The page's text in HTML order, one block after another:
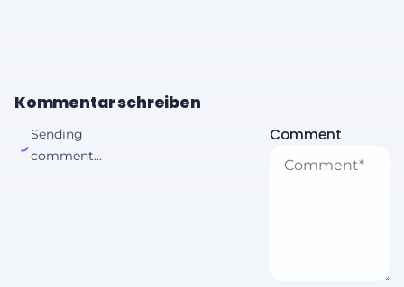
Kommentar schreiben
Sending
comment...
Comment